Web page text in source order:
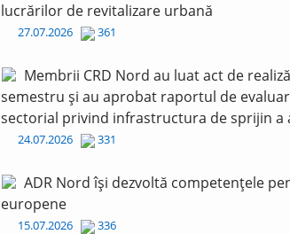
lucrărilor de revitalizare urbană
27.07.2026 361
Membrii CRD Nord au luat act de
semestru și au aprobat raportul de
sectorial privind infrastructura de sprijin a
24.07.2026 331
ADR Nord își dezvoltă competențele
europene
15.07.2026 336